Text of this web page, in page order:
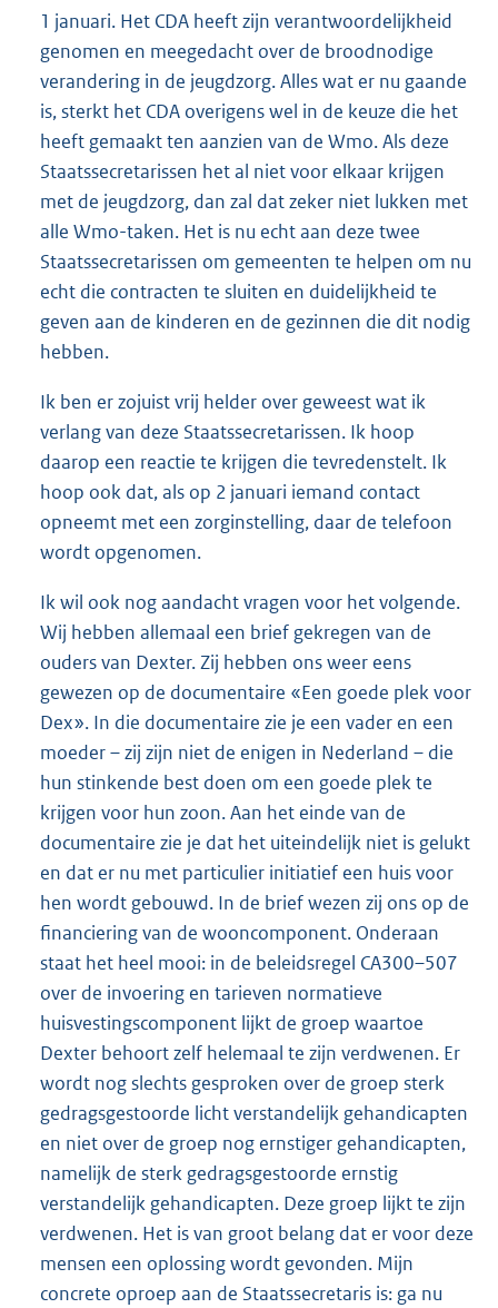
1 januari. Het CDA heeft zijn verantwoordelijkheid
genomen en meegedacht over de broodnodige
verandering in de jeugdzorg. Alles wat er nu gaande
is, sterkt het CDA overigens wel in de keuze die het
heeft gemaakt ten aanzien van de Wmo. Als deze
Staatssecretarissen het al niet voor elkaar krijgen
met de jeugdzorg, dan zal dat zeker niet lukken met
alle Wmo-taken. Het is nu echt aan deze twee
Staatssecretarissen om gemeenten te helpen om nu
echt die contracten te sluiten en duidelijkheid te
geven aan de kinderen en de gezinnen die dit nodig
hebben.
Ik ben er zojuist vrij helder over geweest wat ik
verlang van deze Staatssecretarissen. Ik hoop
daarop een reactie te krijgen die tevredenstelt. Ik
hoop ook dat, als op 2 januari iemand contact
opneemt met een zorginstelling, daar de telefoon
wordt opgenomen.
Ik wil ook nog aandacht vragen voor het volgende.
Wij hebben allemaal een brief gekregen van de
ouders van Dexter. Zij hebben ons weer eens
gewezen op de documentaire «Een goede plek voor
Dex». In die documentaire zie je een vader en een
moeder – zij zijn niet de enigen in Nederland – die
hun stinkende best doen om een goede plek te
krijgen voor hun zoon. Aan het einde van de
documentaire zie je dat het uiteindelijk niet is gelukt
en dat er nu met particulier initiatief een huis voor
hen wordt gebouwd. In de brief wezen zij ons op de
financiering van de wooncomponent. Onderaan
staat het heel mooi: in de beleidsregel CA300–507
over de invoering en tarieven normatieve
huisvestingscomponent lijkt de groep waartoe
Dexter behoort zelf helemaal te zijn verdwenen. Er
wordt nog slechts gesproken over de groep sterk
gedragsgestoorde licht verstandelijk gehandicapten
en niet over de groep nog ernstiger gehandicapten,
namelijk de sterk gedragsgestoorde ernstig
verstandelijk gehandicapten. Deze groep lijkt te zijn
verdwenen. Het is van groot belang dat er voor deze
mensen een oplossing wordt gevonden. Mijn
concrete oproep aan de Staatssecretaris is: ga nu